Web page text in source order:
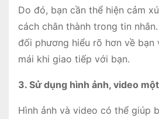
Do đó, bạn cần thể hiện cảm
cách chân thành trong tin
đối phương hiểu rõ hơn về bạn
mái khi giao tiếp với bạn.
3. Sử dụng hình ảnh, video
Hình ảnh và video có thể giúp